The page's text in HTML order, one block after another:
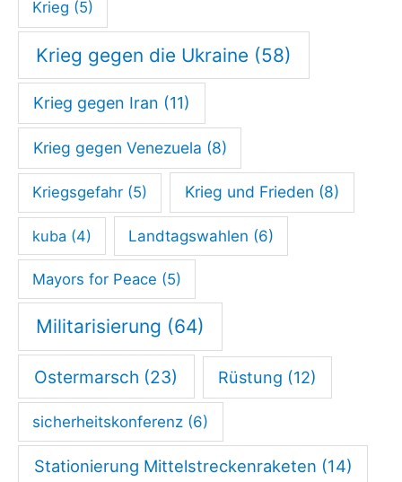
Krieg (5)
Krieg gegen die Ukraine (58)
Krieg gegen Iran (11)
Krieg gegen Venezuela (8)
Kriegsgefahr (5) Krieg und Frieden (8)
kuba (4) Landtagswahlen (6)
Mayors for Peace (5)
Militarisierung (64)
Ostermarsch (23) Rüstung (12)
sicherheitskonferenz (6)
Stationierung Mittelstreckenraketen (14)